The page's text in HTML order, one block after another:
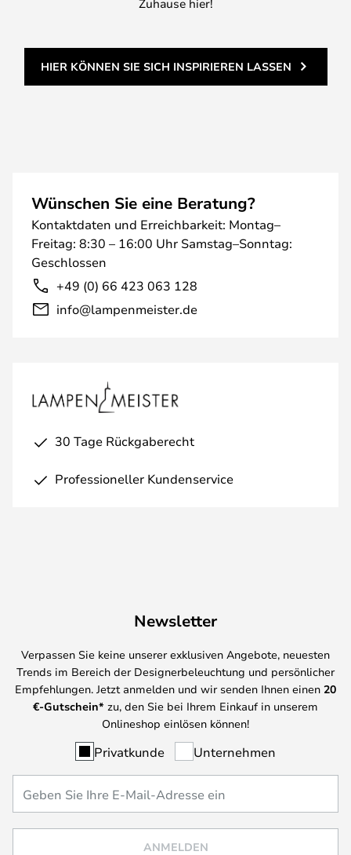
Zuhause hier!
HIER KÖNNEN SIE SICH INSPIRIEREN LASSEN
Wünschen Sie eine Beratung?
Kontaktdaten und Erreichbarkeit: Montag–
Freitag: 8:30 – 16:00 Uhr Samstag–Sonntag:
Geschlossen
+49 (0) 66 423 063 128
info@lampenmeister.de
30 Tage Rückgaberecht
Professioneller Kundenservice
Newsletter
Verpassen Sie keine unserer exklusiven Angebote, neuesten
Trends im Bereich der Designerbeleuchtung und persönlicher
Empfehlungen. Jetzt anmelden und wir senden Ihnen einen 20
€-Gutschein* zu, den Sie bei Ihrem Einkauf in unserem
Onlineshop einlösen können!
Privatkunde Unternehmen
ANMELDEN